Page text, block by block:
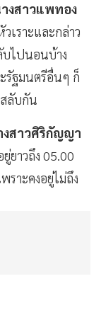
งสาวแพทอง
เราะและกล่าว
บไปนอนบ้าง
รัฐมนตรีอื่นๆ ก็
สลับกัน
งสาวศิริกัญญา​
ยาวถึง​ 05.00
ราะคงอยู่ไม่ถึง